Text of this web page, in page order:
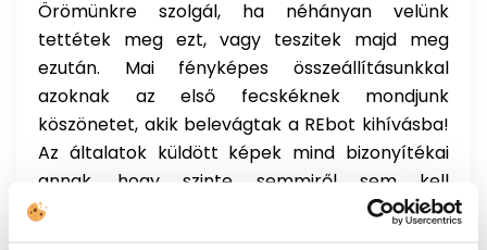
Örömünkre szolgál, ha néhányan velünk
tettétek meg ezt, vagy teszitek majd meg
ezután. Mai fényképes összeállításunkkal
azoknak az első fecskéknek mondjunk
köszönetet, akik belevágtak a REbot kihívásba!
Az általatok küldött képek mind bizonyítékai
annak, hogy szinte semmiről sem kell
lemondanunk ahhoz, hogy változtatni tudjunk.